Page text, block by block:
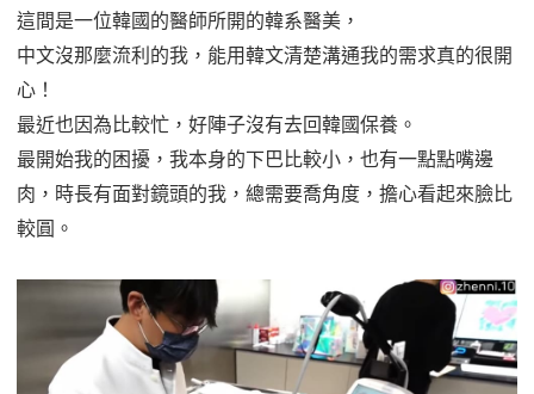
這間是一位韓國的醫師所開的韓系醫美，
中文沒那麼流利的我，能用韓文清楚溝通我的需求真的很開
心！
最近也因為比較忙，好陣子沒有去回韓國保養。
最開始我的困擾，我本身的下巴比較小，也有一點點嘴邊
肉，時長有面對鏡頭的我，總需要喬角度，擔心看起來臉比
較圓。